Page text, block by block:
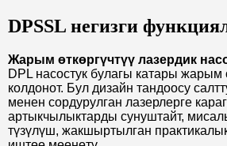
DPSSL негизги
Жарым өткөргүчтүү лазердик
DPL насостук булагы катары жарым
колдонот. Бул дизайн тандоосу
менен сордурулган лазерлерге
артыкчылыктарды сунуштайт,
түзүлүш, жакшыртылган